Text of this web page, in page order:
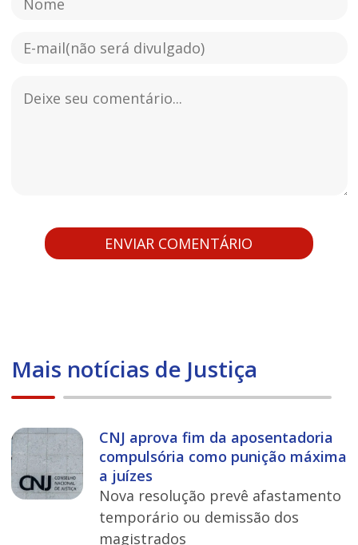
Mais notícias de Justiça
CNJ aprova fim da aposentadoria
compulsória como punição máxima
a juízes
Nova resolução prevê afastamento
temporário ou demissão dos
magistrados